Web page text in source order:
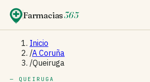
Farmacias365
Inicio
/A Coruña
/Queiruga
— QUEIRUGA